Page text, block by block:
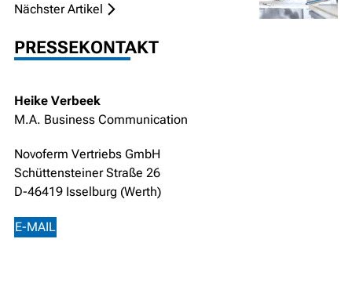
Nächster Artikel
PRESSEKONTAKT
Heike Verbeek
M.A. Business Communication
Novoferm Vertriebs GmbH
Schüttensteiner Straße 26
D-46419 Isselburg (Werth)
E-MAIL